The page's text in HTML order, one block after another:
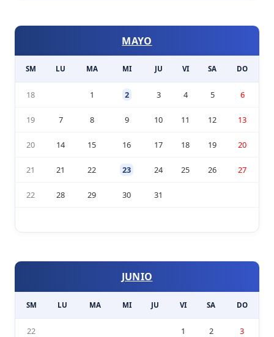
MAYO
SM LU MA MI JU VI SA DO
18 1 2 3 4 5 6
19 7 8 9 10 11 12 13
20 14 15 16 17 18 19 20
21 21 22 23 24 25 26 27
22 28 29 30 31
JUNIO
SM LU MA MI JU VI SA DO
22 1 2 3